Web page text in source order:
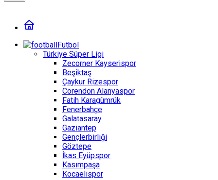
Futbol
Türkiye Süper Ligi
Zecorner Kayserispor
Beşiktaş
Çaykur Rizespor
Corendon Alanyaspor
Fatih Karagümrük
Fenerbahçe
Galatasaray
Gaziantep
Gençlerbirliği
Göztepe
İkas Eyüpspor
Kasımpaşa
Kocaelispor